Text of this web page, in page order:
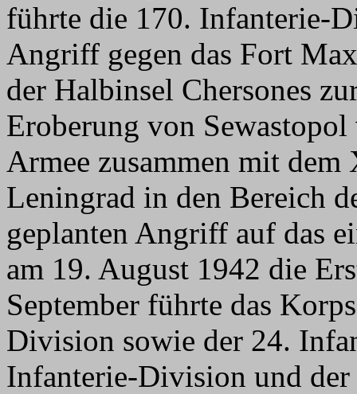
führte die 170. Infanterie-
Angriff gegen das Fort
der Halbinsel Chersones
Eroberung von
Armee zusammen mit
Leningrad in den Bereich
geplanten Angriff auf das
am 19. August 1942 die
September führte das
Division sowie der 24.
Infanterie-Division und